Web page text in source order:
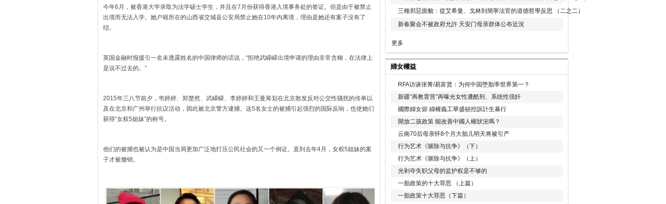
今年6月，被香港大学录取为法学硕士学生，并且在7月份获得香港入境事务处的签证。但是由于被禁止
出境而无法入学。她户籍所在的山西省交城县公安局禁止她在10年内离境，理由是她还有案子没有了
结。
英国金融时报援引一名未透露姓名的中国律师的话说，“拒绝武嵘嵘出境申请的理由非常含糊，在法律上
是说不过去的。”
2015年三八节前夕，韦婷婷、郑楚然、武嵘嵘、李婷婷和王曼筹划在北京散发反对公交性骚扰的传单以
及在北京和广州举行抗议活动，因此被北京警方逮捕。这5名女士的被捕引起强烈的国际反响，也使她们
获得“女权5姐妹”的称号。
他们的被捕也被认为是中国当局更加广泛地打压公民社会的又一个例证。直到去年4月，女权5姐妹的案
子才被撤销。
三種邪惡面貌：從艾希曼、戈林到簡寧法官的道德哲學反思 （二之二）
新春聚会不被政府允許 天安门母亲群体公布近況
更多
婦女權益
RFA访谈张菁/易富贤：为何中国堕胎率世界第一？
新疆“再教育营”再曝光女性遭酷刑、系统性强奸
國際婦女節 婦權義工華盛頓控訴計生暴行
開放二孩政策 能改善中國人權狀況嗎？
云南70后母亲怀8个月大胎儿明天将被引产
行为艺术《驱除与抗争》（下）
行为艺术《驱除与抗争》（上）
光剥夺失职父母的监护权是不够的
一胎政策的十大罪恶 （上篇）
一胎政策十大罪恶（下篇）